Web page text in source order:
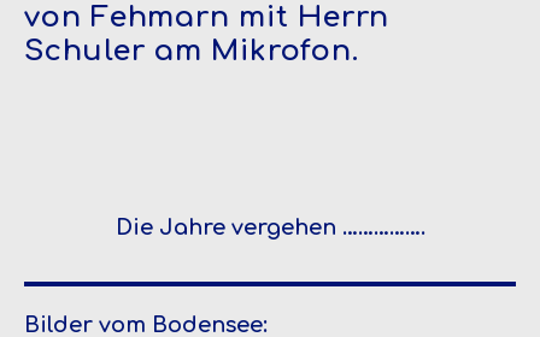
von Fehmarn mit Herrn
Schuler am Mikrofon.
Die Jahre vergehen …………….
Bilder vom Bodensee: